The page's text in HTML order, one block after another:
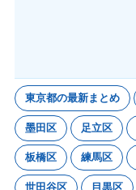
東京都の最新まとめ
墨田区 足立区
板橋区 練馬区
世田谷区 目黒区